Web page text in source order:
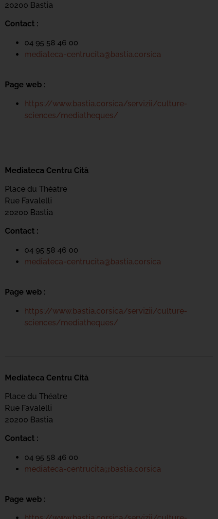
20200 Bastia
Contact :
04 95 58 46 00
mediateca-centrucita@bastia.corsica
Page web :
https://www.bastia.corsica/servizii/culture-
sciences/mediatheques/
Mediateca Centru Cità
Place du Théatre
Rue Favalelli
20200 Bastia
Contact :
04 95 58 46 00
mediateca-centrucita@bastia.corsica
Page web :
https://www.bastia.corsica/servizii/culture-
sciences/mediatheques/
Mediateca Centru Cità
Place du Théatre
Rue Favalelli
20200 Bastia
Contact :
04 95 58 46 00
mediateca-centrucita@bastia.corsica
Page web :